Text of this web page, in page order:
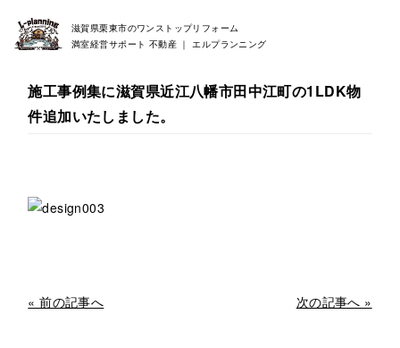
滋賀県栗東市のワンストップリフォーム
満室経営サポート 不動産 ｜ エルプランニング
施工事例集に滋賀県近江八幡市田中江町の1LDK物
件追加いたしました。
« 前の記事へ 次の記事へ »